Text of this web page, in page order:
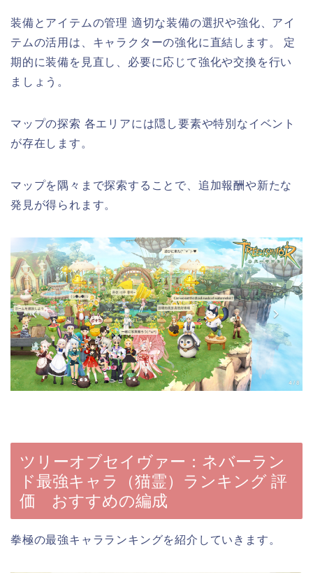
装備とアイテムの管理 適切な装備の選択や強化、アイ
テムの活用は、キャラクターの強化に直結します。 定
期的に装備を見直し、必要に応じて強化や交換を行い
ましょう。
マップの探索 各エリアには隠し要素や特別なイベント
が存在します。
マップを隅々まで探索することで、追加報酬や新たな
発見が得られます。
ツリーオブセイヴァー：ネバーラン
ド最強キャラ（猫霊）ランキング 評
価 おすすめの編成
拳極の最強キャラランキングを紹介していきます。